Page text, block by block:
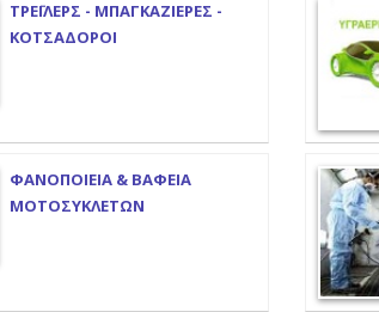
ΤΡΕΪΛΕΡΣ - ΜΠΑΓΚΑΖΙΕΡΕΣ -
ΚΟΤΣΑΔΟΡΟΙ
ΦΑΝΟΠΟΙΕΙΑ & ΒΑΦΕΙΑ
ΜΟΤΟΣΥΚΛΕΤΩΝ